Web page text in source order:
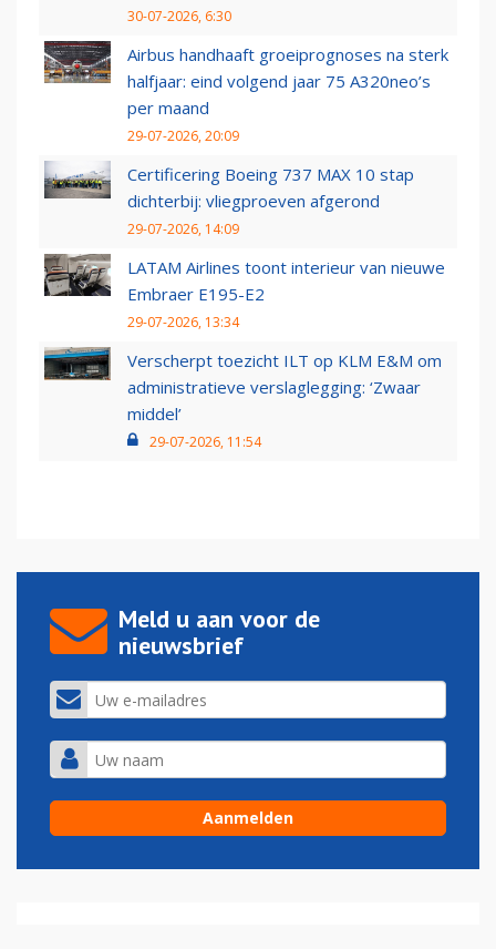
30-07-2026, 6:30
Airbus handhaaft groeiprognoses na sterk
halfjaar: eind volgend jaar 75 A320neo’s
per maand
29-07-2026, 20:09
Certificering Boeing 737 MAX 10 stap
dichterbij: vliegproeven afgerond
29-07-2026, 14:09
LATAM Airlines toont interieur van nieuwe
Embraer E195-E2
29-07-2026, 13:34
Verscherpt toezicht ILT op KLM E&M om
administratieve verslaglegging: ‘Zwaar
middel’
29-07-2026, 11:54
Meld u aan voor de
nieuwsbrief